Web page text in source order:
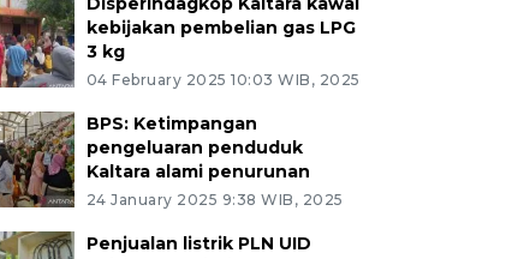
kebijakan pembelian gas LPG
3 kg
04 February 2025 10:03 WIB, 2025
BPS: Ketimpangan
pengeluaran penduduk
Kaltara alami penurunan
24 January 2025 9:38 WIB, 2025
Penjualan listrik PLN UID